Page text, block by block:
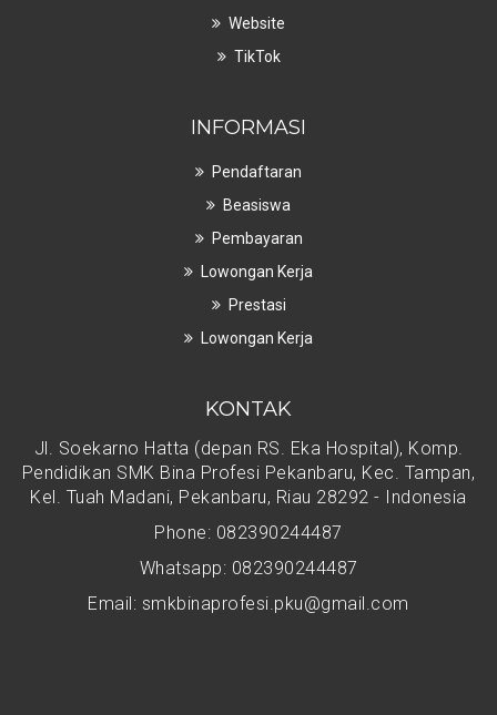
Website
TikTok
INFORMASI
Pendaftaran
Beasiswa
Pembayaran
Lowongan Kerja
Prestasi
Lowongan Kerja
KONTAK
Jl. Soekarno Hatta (depan RS. Eka Hospital), Komp.
Pendidikan SMK Bina Profesi Pekanbaru, Kec. Tampan,
Kel. Tuah Madani, Pekanbaru, Riau 28292 - Indonesia
Phone: 082390244487
Whatsapp: 082390244487
Email: smkbinaprofesi.pku@gmail.com